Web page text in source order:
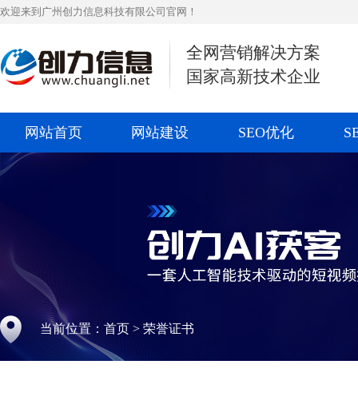
欢迎来到广州创力信息科技有限公司官网！
全网营销解决方案
国家高新技术企业
网站首页 网站建设 SEO优化
当前位置： 首页 > 荣誉证书